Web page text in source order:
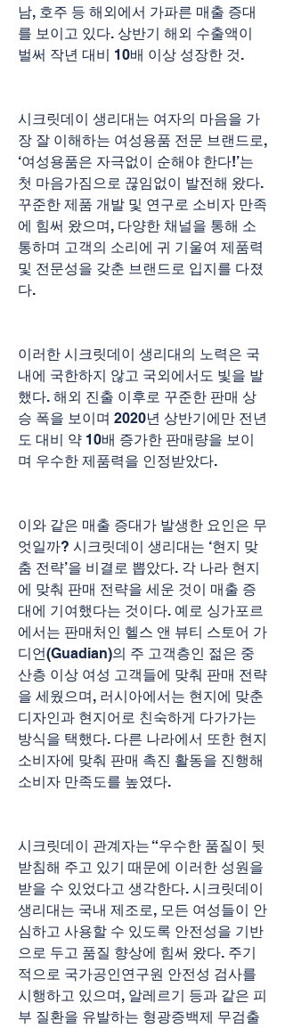
남, 호주 등 해외에서 가파른 매출 증대
를 보이고 있다. 상반기 해외 수출액이
벌써 작년 대비 10배 이상 성장한 것.
시크릿데이 생리대는 여자의 마음을 가
장 잘 이해하는 여성용품 전문 브랜드로,
‘여성용품은 자극없이 순해야 한다!’는
첫 마음가짐으로 끊임없이 발전해 왔다.
꾸준한 제품 개발 및 연구로 소비자 만족
에 힘써 왔으며, 다양한 채널을 통해 소
통하며 고객의 소리에 귀 기울여 제품력
및 전문성을 갖춘 브랜드로 입지를 다졌
다.
이러한 시크릿데이 생리대의 노력은 국
내에 국한하지 않고 국외에서도 빛을 발
했다. 해외 진출 이후로 꾸준한 판매 상
승 폭을 보이며 2020년 상반기에만 전년
도 대비 약 10배 증가한 판매량을 보이
며 우수한 제품력을 인정받았다.
이와 같은 매출 증대가 발생한 요인은 무
엇일까? 시크릿데이 생리대는 ‘현지 맞
춤 전략’을 비결로 뽑았다. 각 나라 현지
에 맞춰 판매 전략을 세운 것이 매출 증
대에 기여했다는 것이다. 예로 싱가포르
에서는 판매처인 헬스 앤 뷰티 스토어 가
디언(Guadian)의 주 고객층인 젊은 중
산층 이상 여성 고객들에 맞춰 판매 전략
을 세웠으며, 러시아에서는 현지에 맞춘
디자인과 현지어로 친숙하게 다가가는
방식을 택했다. 다른 나라에서 또한 현지
소비자에 맞춰 판매 촉진 활동을 진행해
소비자 만족도를 높였다.
시크릿데이 관계자는 “우수한 품질이 뒷
받침해 주고 있기 때문에 이러한 성원을
받을 수 있었다고 생각한다. 시크릿데이
생리대는 국내 제조로, 모든 여성들이 안
심하고 사용할 수 있도록 안전성을 기반
으로 두고 품질 향상에 힘써 왔다. 주기
적으로 국가공인연구원 안전성 검사를
시행하고 있으며, 알레르기 등과 같은 피
부 질환을 유발하는 형광증백제 무검출